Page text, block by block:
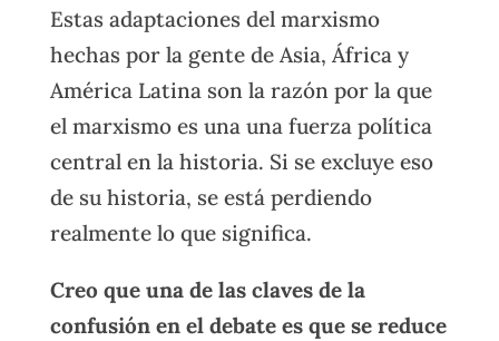
Estas adaptaciones del marxismo
hechas por la gente de Asia, África y
América Latina son la razón por la que
el marxismo es una una fuerza política
central en la historia. Si se excluye eso
de su historia, se está perdiendo
realmente lo que significa.
Creo que una de las claves de la
confusión en el debate es que se reduce